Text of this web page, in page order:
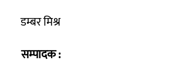
डम्बर मिश्र
सम्पादक :